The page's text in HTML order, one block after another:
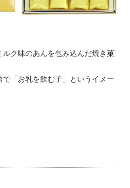
ク味のあんを包み込んだ焼き菓
で「お乳を飲む子」というイメー